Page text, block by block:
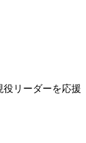
役リーダーを応援